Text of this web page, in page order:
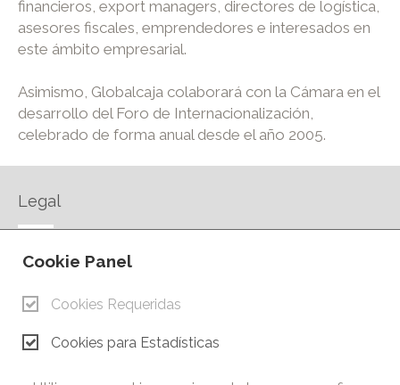
financieros, export managers, directores de logística,
asesores fiscales, emprendedores e interesados en
este ámbito empresarial.
Asimismo, Globalcaja colaborará con la Cámara en el
desarrollo del Foro de Internacionalización,
celebrado de forma anual desde el año 2005.
Legal
AVISO LEGAL
CONTACTO
Cámara de Comercio e Industria de Ciudad Real. Todos los
Cookie Panel
Cookies Requeridas
Cookies para Estadísticas